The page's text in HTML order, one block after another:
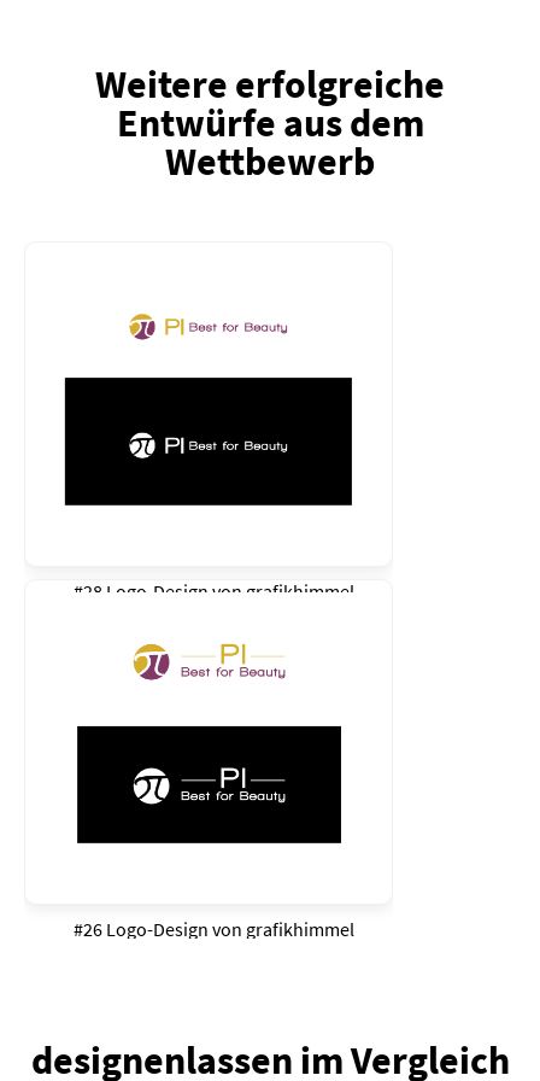
Weitere erfolgreiche
Entwürfe aus dem
Wettbewerb
#28 Logo-Design von grafikhimmel
#26 Logo-Design von grafikhimmel
designenlassen im Vergleich